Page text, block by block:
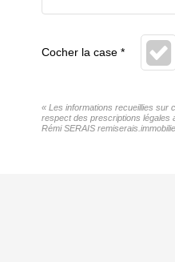
« Les informations recueillies sur
respect des prescriptions légales
Rémi SERAIS